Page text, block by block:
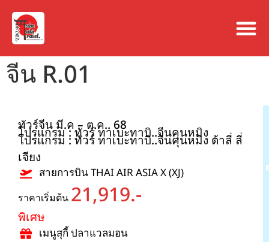
จีน R.01
ทัวร์จีน มี.ค – ต.ค.. 68
โปรแกรม : ทัวร์ ทาเบะทาบิ..จีนคุนหมิง
โปรแกรม : ทัวร์ ทาเบะทาบิ..จีนคุนหมิง ต้าลี่ ลี่
เจียง
สายการบิน THAI AIR ASIA X (XJ)
ราคาเริ่มต้น 21,919.-
พิเศษ
เมนูสุกี้ ปลาแวลมอน